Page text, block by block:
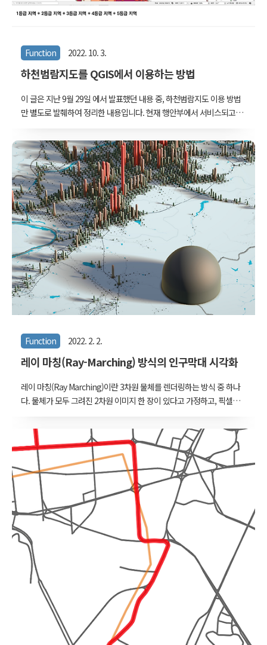
Function 2022. 10. 3.
하천범람지도를 QGIS에서 이용하는 방법
이 글은 지난 9월 29일 에서 발표했던 내용 중, 하천범람지도 이용 방법
만 별도로 발췌하여 정리한 내용입니다. 현재 행안부에서 서비스되고
와 벡터 형식의 파일로 변환 및 저장하는 방법을 다루었습니다. 현재
서비스되고 있는 방식으로는 웹 브라우저에서 지점별 조회만 가능하고
막상 분석에 이용할 수 없었습니다. 그래서 일단 임시로 내부 통신 방
식(웹서버~클라이언트) 중 일부를 이용하여 Qgis에서 배경지도 레이어
로 읽어들인 후 QGIS의 메뉴를 이용하여 분석 가능한 레이어로 변환하
게 됩니다. 원래 발표에서는, 정식으로 WMS 방식으로 개방하거나, 이
런 불필요한 과정을 거치지 않도록 GeoTIFF나 SHP 파일로 다운로드
받게 해 주었으면 좋겠..
Function 2022. 2. 2.
레이 마칭(Ray-Marching) 방식의 인구막대 시각화
레이 마칭(Ray Marching)이란 3차원 물체를 렌더링하는 방식 중 하나
다. 물체가 모두 그려진 2차원 이미지 한 장이 있다고 가정하고, 픽셀
그림처럼, 3차원 실제 공간이 2차원의 투영막에 투영된다고 하자. 그 투
영된 이미지가 화면에 렌더링 될 이미지가 된다. 이때 아래 그림에서
카메라의 시점이 곧 관찰자의 시점이 된다. 시선과 물체의 한 점을 잇
는 선분을 만들어볼 수 있고, 이 투영막의 어떤 픽셀 하나가 있다고 가
정할 때, 그 선분과 투영막이 교차하는 지점이 바로 그 픽셀이 된다. 여
기까지의 서술이 잘 이해가지 않고 생소하다면, 잠시 이 글을 덮어두고
3차원 렌더링 방식의 기본 지식들을 공부할 것을 권한다. 트라이앵글
기반의 3차..